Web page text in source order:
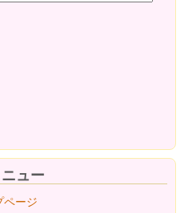
ュー
ページ